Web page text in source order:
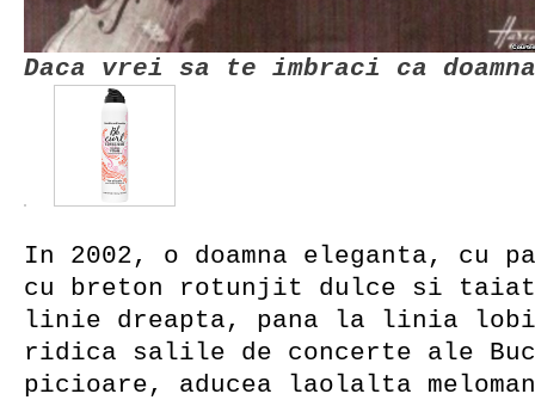
Daca vrei sa te imbraci ca
In 2002, o doamna eleganta, cu
cu breton rotunjit dulce si taiat
linie dreapta, pana la linia
ridica salile de concerte ale
picioare, aducea laolalta